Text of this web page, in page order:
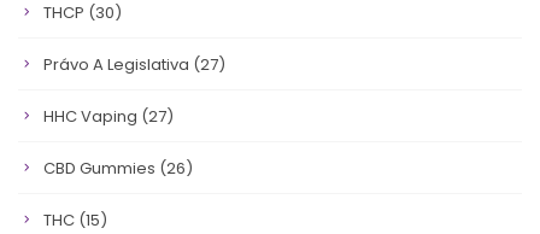
THCP (30)
Právo A Legislativa (27)
HHC Vaping (27)
CBD Gummies (26)
THC (15)